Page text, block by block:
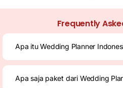
Frequently
Apa itu Wedding Planner
Apa saja paket dari Wedding